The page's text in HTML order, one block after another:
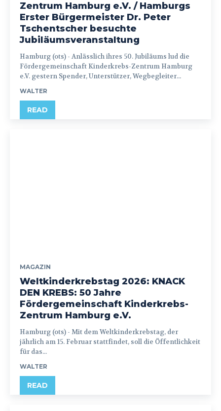
Zentrum Hamburg e.V. / Hamburgs
Erster Bürgermeister Dr. Peter
Tschentscher besuchte
Jubiläumsveranstaltung
Hamburg (ots) - Anlässlich ihres 50. Jubiläums lud die
Fördergemeinschaft Kinderkrebs-Zentrum Hamburg
e.V. gestern Spender, Unterstützer, Wegbegleiter...
WALTER
READ
MAGAZIN
Weltkinderkrebstag 2026: KNACK
DEN KREBS: 50 Jahre
Fördergemeinschaft Kinderkrebs-
Zentrum Hamburg e.V.
Hamburg (ots) - Mit dem Weltkinderkrebstag, der
jährlich am 15. Februar stattfindet, soll die Öffentlichkeit
für das...
WALTER
READ